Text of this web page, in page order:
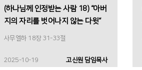
(하나님께 인정받는 사람 18) “아버
지의 자리를 벗어나지 않는 다윗“
사무엘하 18장 31-33절
2025-10-19 고신원 담임목사